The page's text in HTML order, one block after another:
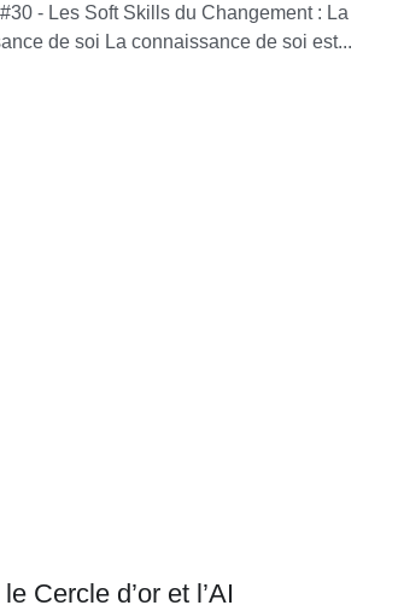
- Les Soft Skills du Changement : La
de soi La connaissance de soi est...
Cercle d’or et l’AI